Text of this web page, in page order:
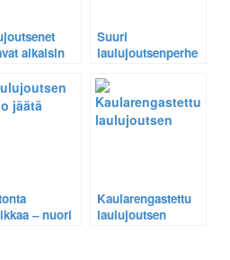
aikaisin
Suuri
laulujoutsenperhe
hernerokkasumussa
– Katso HD-video
– nuori
Kaularengastettu
laulujoutsen